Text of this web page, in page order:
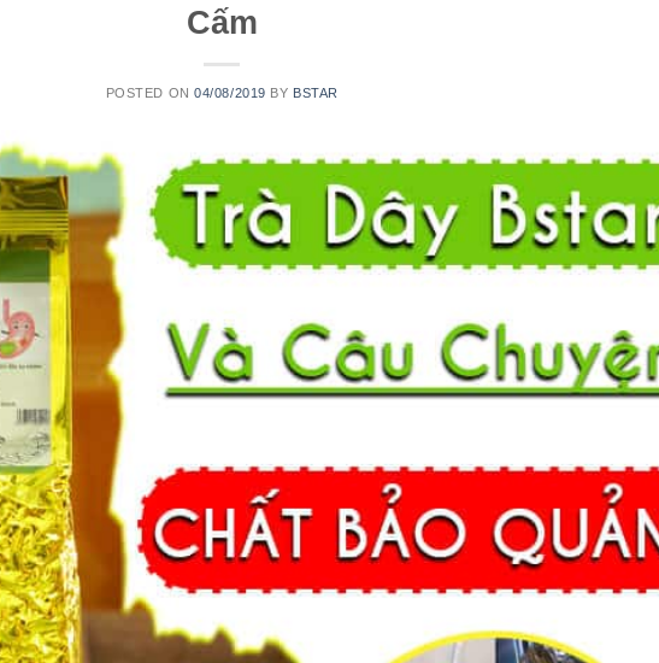
Cấm
POSTED ON04/08/2019 BY BSTAR